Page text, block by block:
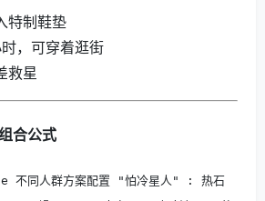
特制鞋垫
，可穿着逛街
救星
合公式
同人群方案配置 "怕冷星人" : 热石